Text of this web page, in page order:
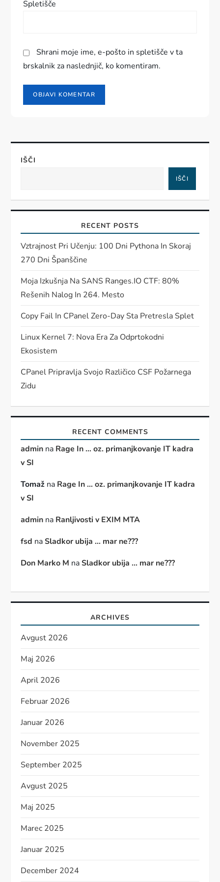
a
Spletišče
Shrani moje ime, e-pošto in spletišče v ta
brskalnik za naslednjič, ko komentiram.
IŠČI
IŠČI
RECENT POSTS
Vztrajnost Pri Učenju: 100 Dni Pythona In Skoraj
270 Dni Španščine
Moja Izkušnja Na SANS Ranges.IO CTF: 80%
Rešenih Nalog In 264. Mesto
Copy Fail In CPanel Zero-Day Sta Pretresla Splet
Linux Kernel 7: Nova Era Za Odprtokodni
Ekosistem
CPanel Pripravlja Svojo Različico CSF Požarnega
Zidu
RECENT COMMENTS
admin na Rage In … oz. primanjkovanje IT kadra
v SI
Tomaž na Rage In … oz. primanjkovanje IT kadra
v SI
admin na Ranljivosti v EXIM MTA
fsd naSladkor ubija … mar ne???
Don Marko M naSladkor ubija … mar ne???
ARCHIVES
Avgust 2026
Maj 2026
April 2026
Februar 2026
Januar 2026
November 2025
September 2025
Avgust 2025
Maj 2025
Marec 2025
Januar 2025
December 2024